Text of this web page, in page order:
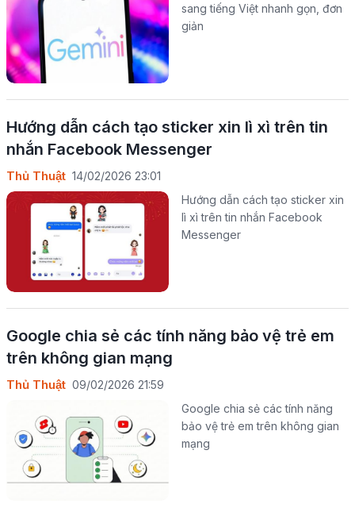
sang tiếng Việt nhanh gọn, đơn
giản
Hướng dẫn cách tạo sticker xin lì xì trên tin
nhắn Facebook Messenger
Thủ Thuật 14/02/2026 23:01
Hướng dẫn cách tạo sticker xin
lì xì trên tin nhắn Facebook
Messenger
Google chia sẻ các tính năng bảo vệ trẻ em
trên không gian mạng
Thủ Thuật 09/02/2026 21:59
Google chia sẻ các tính năng
bảo vệ trẻ em trên không gian
mạng